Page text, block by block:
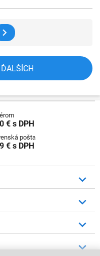
ĎALŠÍCH
€ s DPH
pošta
€ s DPH